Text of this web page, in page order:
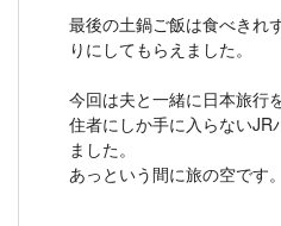
最後の土鍋ご飯は食べきれ
りにしてもらえました。
今回は夫と一緒に日本旅行
住者にしか手に入らないJR
ました。
あっという間に旅の空です。